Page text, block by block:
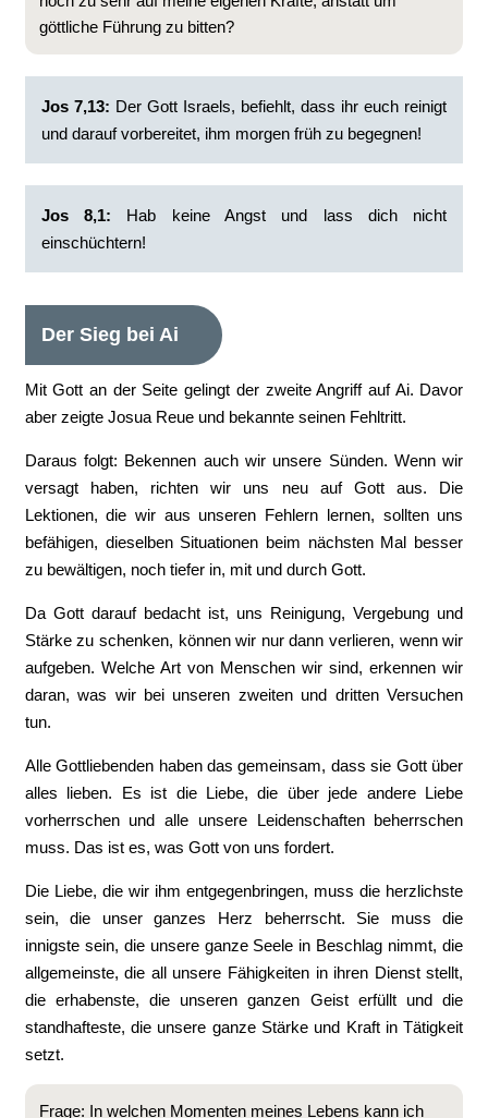
göttliche Führung zu bitten?
Jos 7,13: Der Gott Israels, befiehlt, dass ihr euch reinigt
und darauf vorbereitet, ihm morgen früh zu begegnen!
Jos 8,1: Hab keine Angst und lass dich nicht
einschüchtern!
Der Sieg bei Ai
Mit Gott an der Seite gelingt der zweite Angriff auf Ai. Davor
aber zeigte Josua Reue und bekannte seinen Fehltritt.
Daraus folgt: Bekennen auch wir unsere Sünden. Wenn wir
versagt haben, richten wir uns neu auf Gott aus. Die
Lektionen, die wir aus unseren Fehlern lernen, sollten uns
befähigen, dieselben Situationen beim nächsten Mal besser
zu bewältigen, noch tiefer in, mit und durch Gott.
Da Gott darauf bedacht ist, uns Reinigung, Vergebung und
Stärke zu schenken, können wir nur dann verlieren, wenn wir
aufgeben. Welche Art von Menschen wir sind, erkennen wir
daran, was wir bei unseren zweiten und dritten Versuchen
tun.
Alle Gottliebenden haben das gemeinsam, dass sie Gott über
alles lieben. Es ist die Liebe, die über jede andere Liebe
vorherrschen und alle unsere Leidenschaften beherrschen
muss. Das ist es, was Gott von uns fordert.
Die Liebe, die wir ihm entgegenbringen, muss die herzlichste
sein, die unser ganzes Herz beherrscht. Sie muss die
innigste sein, die unsere ganze Seele in Beschlag nimmt, die
allgemeinste, die all unsere Fähigkeiten in ihren Dienst stellt,
die erhabenste, die unseren ganzen Geist erfüllt und die
standhafteste, die unsere ganze Stärke und Kraft in Tätigkeit
setzt.
Frage: In welchen Momenten meines Lebens kann ich